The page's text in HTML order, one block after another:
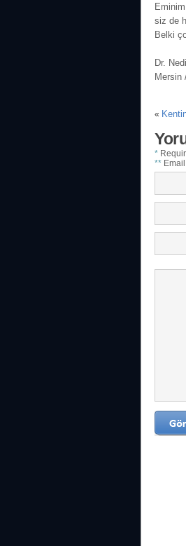
siz de
Belki
Dr.
Mersin
«
*
** Email